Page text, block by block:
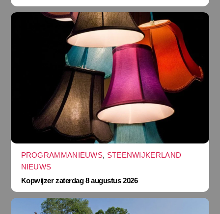
PROGRAMMANIEUWS, STEENWIJKERLAND
NIEUWS
Kopwijzer zaterdag 8 augustus 2026